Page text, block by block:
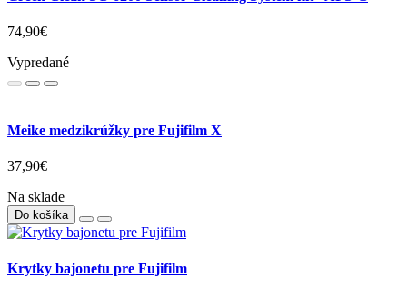
74,90€
Vypredané
Meike medzikrúžky pre Fujifilm X
37,90€
Na sklade
Do košíka
Krytky bajonetu pre Fujifilm